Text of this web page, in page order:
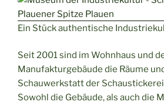
Ein Stück authentische
Seit 2001 sind im Wohnhaus und
Manufakturgebäude die Räume
Schauwerkstatt der
Sowohl die Gebäude, als auch die